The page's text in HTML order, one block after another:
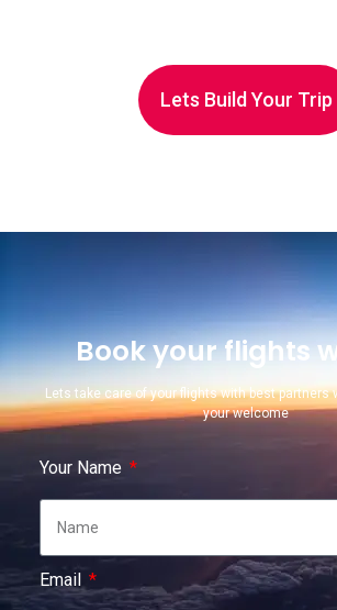
Lets Build Your Trip
Book your flights
Lets take care of your flights with best partners
your welcome
Your Name
Email